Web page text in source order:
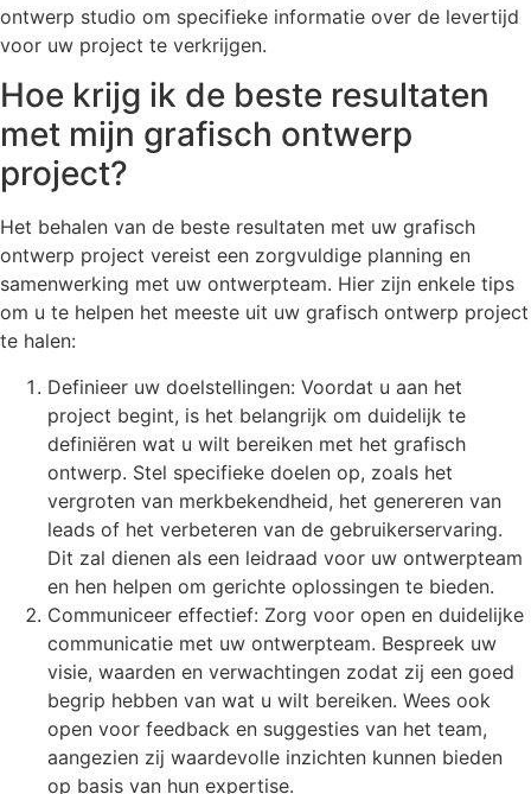
ontwerp studio om specifieke informatie over de levertijd
voor uw project te verkrijgen.
Hoe krijg ik de beste resultaten
met mijn grafisch ontwerp
project?
Het behalen van de beste resultaten met uw grafisch
ontwerp project vereist een zorgvuldige planning en
samenwerking met uw ontwerpteam. Hier zijn enkele tips
om u te helpen het meeste uit uw grafisch ontwerp project
te halen:
Definieer uw doelstellingen: Voordat u aan het
project begint, is het belangrijk om duidelijk te
definiëren wat u wilt bereiken met het grafisch
ontwerp. Stel specifieke doelen op, zoals het
vergroten van merkbekendheid, het genereren van
leads of het verbeteren van de gebruikerservaring.
Dit zal dienen als een leidraad voor uw ontwerpteam
en hen helpen om gerichte oplossingen te bieden.
Communiceer effectief: Zorg voor open en duidelijke
communicatie met uw ontwerpteam. Bespreek uw
visie, waarden en verwachtingen zodat zij een goed
begrip hebben van wat u wilt bereiken. Wees ook
open voor feedback en suggesties van het team,
aangezien zij waardevolle inzichten kunnen bieden
op basis van hun expertise.